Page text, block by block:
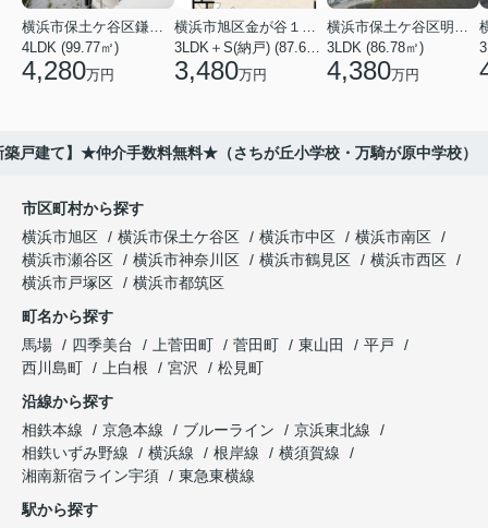
横浜市保土ケ谷区鎌谷町
4LDK (99.77㎡)
4,280万円
横浜市旭区金が谷１丁目
3LDK＋S(納戸) (87.61㎡)
3,480万円
横浜市保土ケ谷区明神台
3LDK (86.78㎡)
4,380万円
戸建て】★仲介手数料無料★（さちが丘小学校・万騎が原中学校）
市区町村から探す
横浜市旭区
横浜市保土ケ谷区 横浜市中区
横浜市南区
横浜市瀬谷区
横浜市神奈川区 横浜市鶴見区
横浜市西区
横浜市戸塚区
横浜市都筑区
町名から探す
馬場
四季美台 上菅田町 菅田町 東山田
平戸
西川島町
上白根 宮沢
松見町
沿線から探す
相鉄本線
京急本線 ブルーライン
京浜東北線
相鉄いずみ野線
横浜線 根岸線
横須賀線
湘南新宿ライン宇須
東急東横線
駅から探す